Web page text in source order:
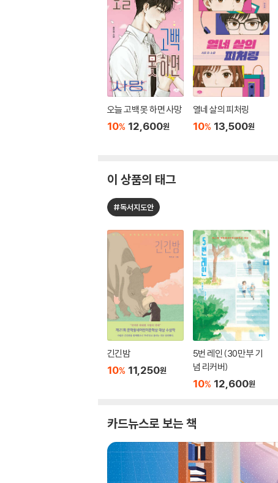
오늘 고백 못 하면 사망
10% 12,600원
열네 살의 피처링
10% 13,500원
이 상품의 태그
#독서지도안
긴긴밤
10% 11,250원
5번 레인 (30만 부 기
념 리커버)
10% 12,600원
카드뉴스로 보는 책